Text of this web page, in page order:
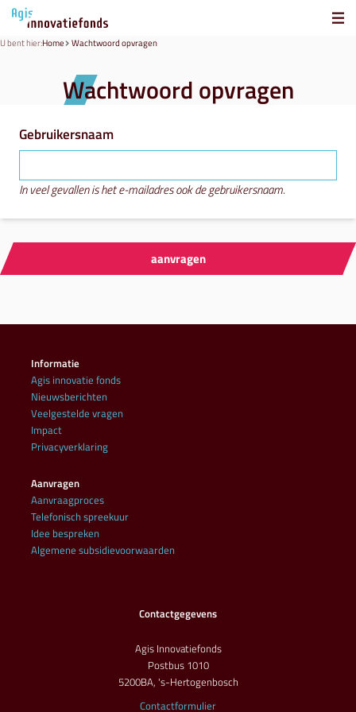
U bent hier:Home Wachtwoord opvragen
Wachtwoord opvragen
Gebruikersnaam
In veel gevallen is het e-mailadres ook de gebruikersnaam.
Informatie
Agis innovatie fonds
Nieuwsberichten
Veelgestelde vragen
Impact
Privacyverklaring
Aanvragen
Aanvraagproces
Telefonisch spreekuur
Idee bespreken
Algemene subsidievoorwaarden
Contactgegevens
Agis Innovatiefonds
Postbus 1010
5200BA, 's-Hertogenbosch
Contactformulier